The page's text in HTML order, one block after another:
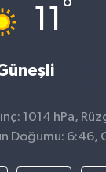
11 °
1014 hPa,
Doğumu: 6:46,